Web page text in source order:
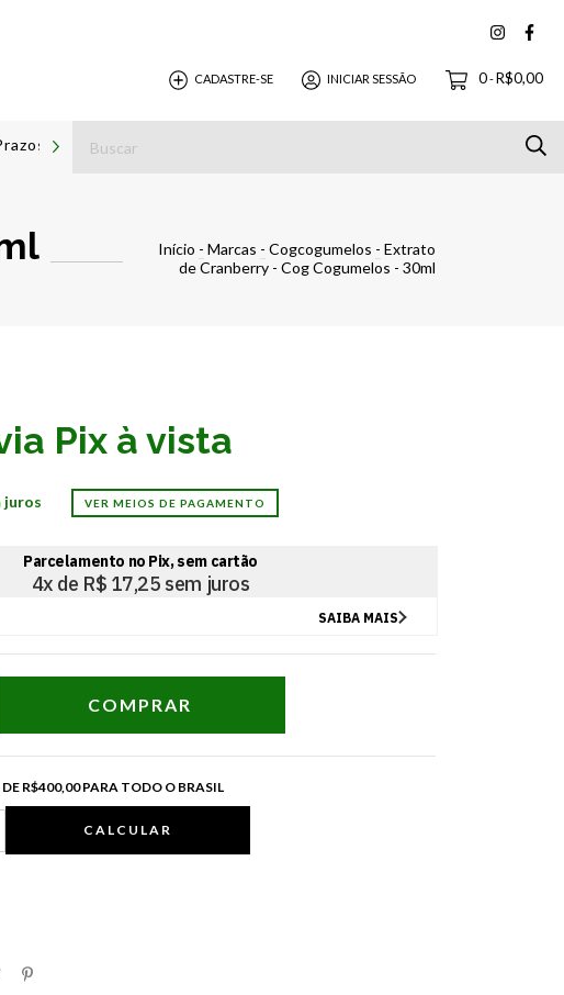
CADASTRE-SE INICIAR SESSÃO 0-R$0,00
de Entrega
Início - Marcas - Cogcogumelos - Extrato
de Cranberry - Cog Cogumelos - 30ml
Pix à vista
juros VER MEIOS DE PAGAMENTO
R$400,00 para todo o Brasil
R$400,00 PARA TODO O BRASIL
CALCULAR